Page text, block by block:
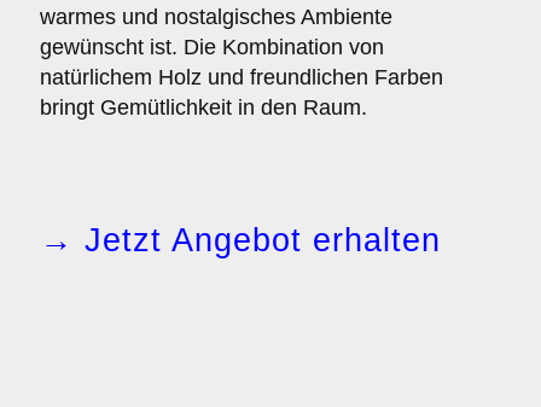
warmes und nostalgisches Ambiente
gewünscht ist. Die Kombination von
natürlichem Holz und freundlichen Farben
bringt Gemütlichkeit in den Raum.
→ Jetzt Angebot erhalten